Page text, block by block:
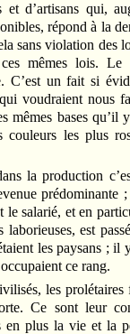
et d’artisans qui,
répond à la
sans violation des
mêmes lois. Le
C’est un fait si
voudraient nous
mêmes bases qu’il
couleurs les plus
la production
prédominante
le salarié, et en
laborieuses, est
les paysans ; il
ce rang.
les prolétaires
Ce sont leur
en plus la vie et la